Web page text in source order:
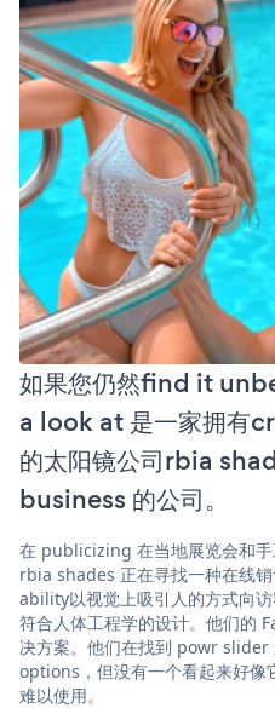
如果您仍然find it
a look at 是一家拥有
的太阳镜公司rbia
business 的公司。
在 publicizing 在当地展览会和手
rbia shades 正在寻找一种在线
ability以视觉上吸引人的方式向
符合人体工程学的设计。他们的
决方案。他们在找到 powr
options，但没有一个看起来好像
难以使用。